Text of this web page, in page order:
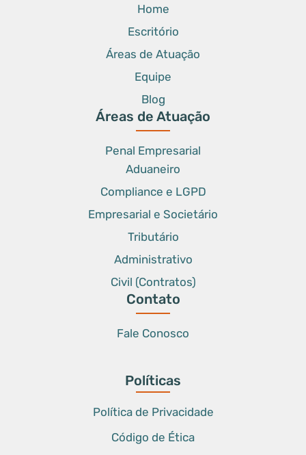
Home
Escritório
Áreas de Atuação
Equipe
Blog
Áreas de Atuação
Penal Empresarial
Aduaneiro
Compliance e LGPD
Empresarial e Societário
Tributário
Administrativo
Civil (Contratos)
Contato
Fale Conosco
Políticas
Política de Privacidade
Código de Ética